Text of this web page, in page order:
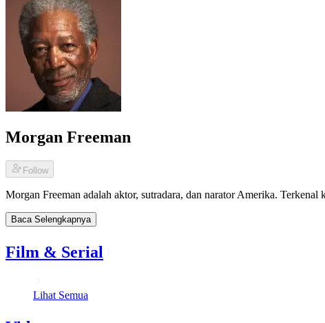
Morgan Freeman
Follow
Morgan Freeman adalah aktor, sutradara, dan narator Amerika.
Baca Selengkapnya
Film & Serial
Lihat Semua